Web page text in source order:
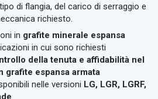
di flangia, del carico di serraggio e
richiesto.
in grafite minerale espansa
in cui sono richiesti
della tenuta e affidabilità nel
grafite espansa armata
nelle versioni LG, LGR, LGRF,